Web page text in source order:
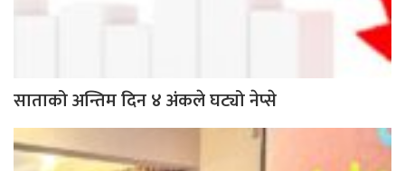
साताको अन्तिम दिन ४ अंकले घट्यो नेप्से